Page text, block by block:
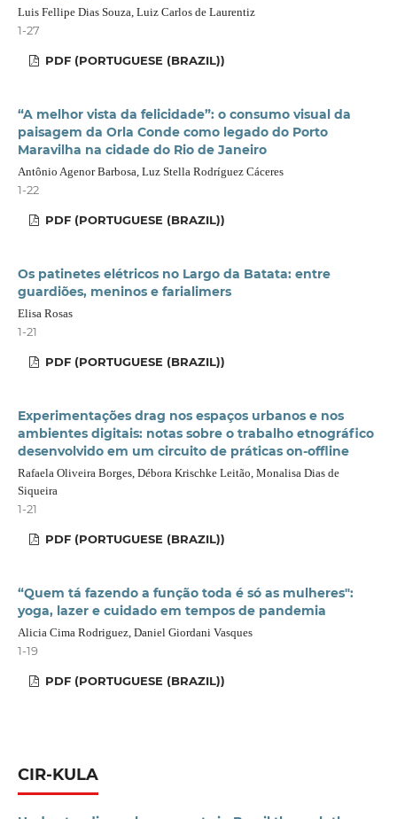
Luis Fellipe Dias Souza, Luiz Carlos de Laurentiz
1-27
PDF (PORTUGUESE (BRAZIL))
“A melhor vista da felicidade”: o consumo visual da
paisagem da Orla Conde como legado do Porto
Maravilha na cidade do Rio de Janeiro
Antônio Agenor Barbosa, Luz Stella Rodríguez Cáceres
1-22
PDF (PORTUGUESE (BRAZIL))
Os patinetes elétricos no Largo da Batata: entre
guardiões, meninos e farialimers
Elisa Rosas
1-21
PDF (PORTUGUESE (BRAZIL))
Experimentações drag nos espaços urbanos e nos
ambientes digitais: notas sobre o trabalho etnográfico
desenvolvido em um circuito de práticas on-offline
Rafaela Oliveira Borges, Débora Krischke Leitão, Monalisa Dias de
Siqueira
1-21
PDF (PORTUGUESE (BRAZIL))
“Quem tá fazendo a função toda é só as mulheres":
yoga, lazer e cuidado em tempos de pandemia
Alicia Cima Rodriguez, Daniel Giordani Vasques
1-19
PDF (PORTUGUESE (BRAZIL))
CIR-KULA